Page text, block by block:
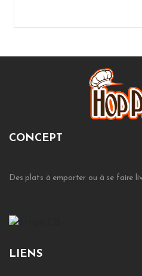
CONCEPT
Des plats à emporter ou à se faire
LIENS